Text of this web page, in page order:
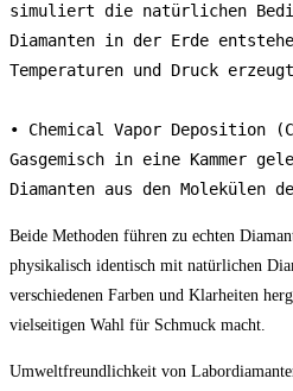
simuliert die natürlichen
Diamanten in der Erde
Temperaturen und Druck
• Chemical Vapor Deposition
Gasgemisch in eine Kammer
Diamanten aus den Molekülen
Beide Methoden führen zu echten
physikalisch identisch mit natürlichen
verschiedenen Farben und Klarheiten
vielseitigen Wahl für Schmuck macht.
Umweltfreundlichkeit von